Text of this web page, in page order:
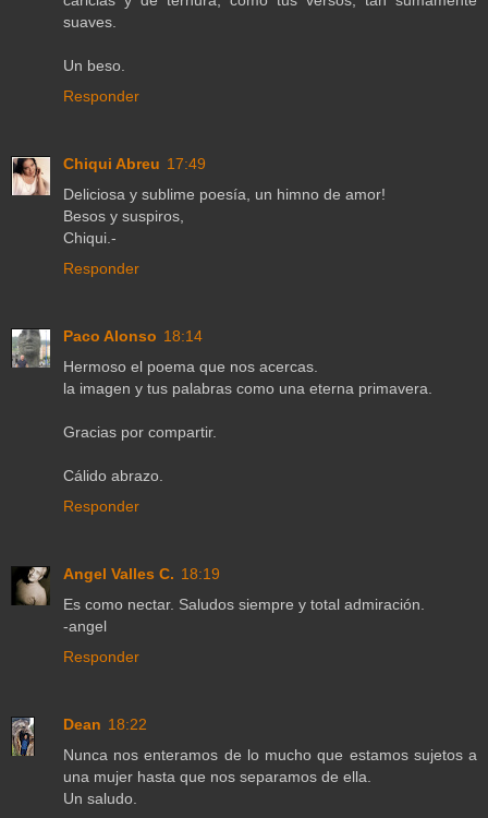
suaves.
Un beso.
Responder
Chiqui Abreu 17:49
Deliciosa y sublime poesía, un himno de amor!
Besos y suspiros,
Chiqui.-
Responder
Paco Alonso 18:14
Hermoso el poema que nos acercas.
la imagen y tus palabras como una eterna primavera.
Gracias por compartir.
Cálido abrazo.
Responder
Angel Valles C. 18:19
Es como nectar. Saludos siempre y total admiración.
-angel
Responder
Dean 18:22
Nunca nos enteramos de lo mucho que estamos sujetos a
una mujer hasta que nos separamos de ella.
Un saludo.